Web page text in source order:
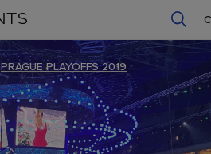
PRAGUE PLAYOFFS 2019